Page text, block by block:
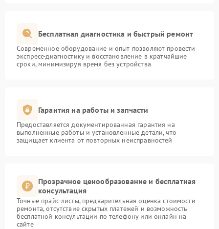
Бесплатная диагностика и быстрый ремонт
Современное оборудование и опыт позволяют провести
экспресс-диагностику и восстановление в кратчайшие
сроки, минимизируя время без устройства
Гарантия на работы и запчасти
Предоставляется документированная гарантия на
выполненные работы и установленные детали, что
защищает клиента от повторных неисправностей
Прозрачное ценообразование и бесплатная
консультация
Точные прайс-листы, предварительная оценка стоимости
ремонта, отсутствие скрытых платежей и возможность
бесплатной консультации по телефону или онлайн на
сайте